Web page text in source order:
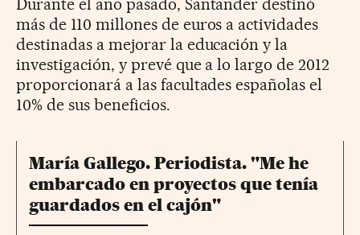
más de 110 millones de euros a actividades
destinadas a mejorar la educación y la
investigación, y prevé que a lo largo de 2012
proporcionará a las facultades españolas el
10% de sus beneficios.
María Gallego. Periodista. "Me he
embarcado en proyectos que tenía
guardados en el cajón"